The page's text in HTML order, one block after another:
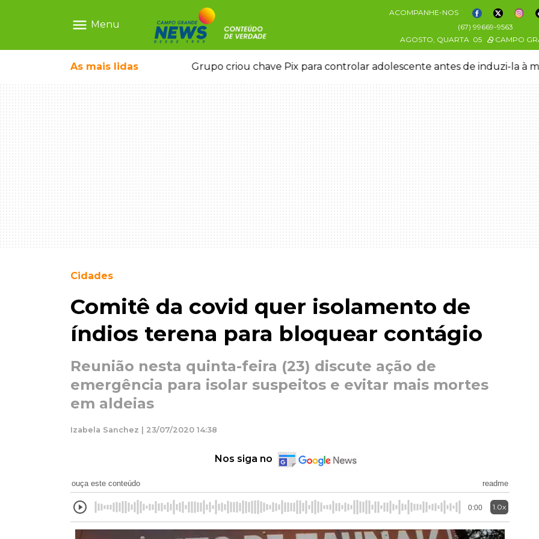
menu Menu
ACOMPANHE-NOS
(67) 99669-9563
AGOSTO, QUARTA 05 CAMPO
As mais lidas
deixou 4 mortos e 8 feridos Grupo criou chave Pix para controlar adolescente antes de induzi-la à
Cidades
Comitê da covid quer isolamento de
índios terena para bloquear contágio
Reunião nesta quinta-feira (23) discute ação de
emergência para isolar suspeitos e evitar mais mortes
em aldeias
Izabela Sanchez | 23/07/2020 14:38
Nos siga no
ouça este conteúdo readme
0:00 1.0x